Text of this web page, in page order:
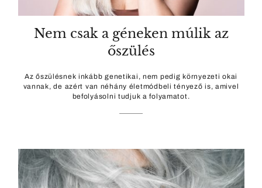
Nem csak a géneken múlik az
őszülés
Az őszülésnek inkább genetikai, nem pedig környezeti okai
vannak, de azért van néhány életmódbeli tényező is, amivel
befolyásolni tudjuk a folyamatot.